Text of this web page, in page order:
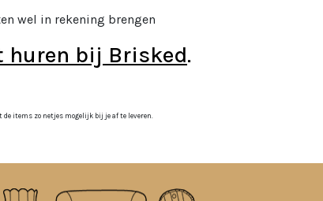
wel in rekening brengen
huren bij Brisked.
items zo netjes mogelijk bij je af te leveren.